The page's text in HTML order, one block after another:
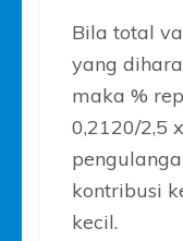
Bila total
yang
maka %
0,2120/2,5
kontribusi
kecil.